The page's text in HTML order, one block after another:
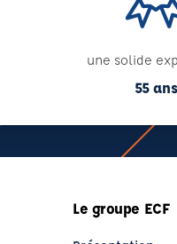
une solide
55 ans
Le groupe ECF